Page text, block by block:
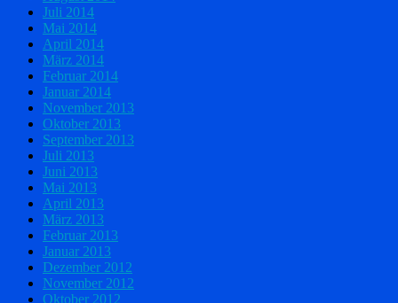
Juli 2014
Mai 2014
April 2014
März 2014
Februar 2014
Januar 2014
November 2013
Oktober 2013
September 2013
Juli 2013
Juni 2013
Mai 2013
April 2013
März 2013
Februar 2013
Januar 2013
Dezember 2012
November 2012
Oktober 2012